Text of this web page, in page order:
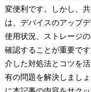
変便利です。しかし、
は、デバイスのアップ
使用状況、ストレージ
確認することが重要で
介した対処法とコツを
有の問題を解決しまし